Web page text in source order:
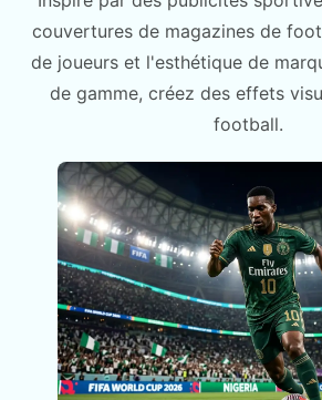
couvertures de magazines de
de joueurs et l'esthétique de
de gamme, créez des effets
football.